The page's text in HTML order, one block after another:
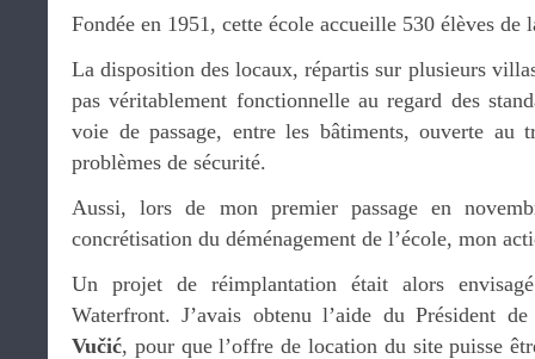
Fondée en 1951, cette école accueille 530 élèves de
La disposition des locaux, répartis sur plusieurs
pas véritablement fonctionnelle au regard des
voie de passage, entre les bâtiments, ouverte au
problèmes de sécurité.
Aussi, lors de mon premier passage en
concrétisation du déménagement de l’école, mon
Un projet de réimplantation était alors
Waterfront. J’avais obtenu l’aide du Président
Vučić, pour que l’offre de location du site puisse